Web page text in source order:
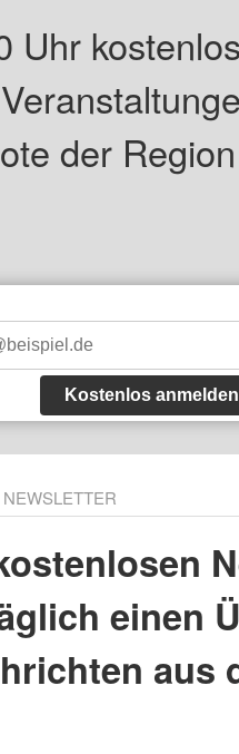
Uhr
der
Kostenlos anmelden
einen
aus